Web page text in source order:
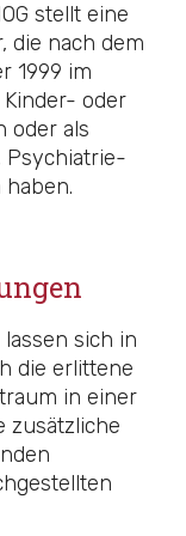
stellt eine
die nach dem
1999 im
oder
oder als
Psychiatrie-
sich in
die erlittene
in einer
zusätzliche